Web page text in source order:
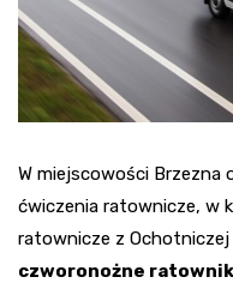
W miejscowości Brzezna
ćwiczenia ratownicze, w
ratownicze z Ochotniczej
czworonożne